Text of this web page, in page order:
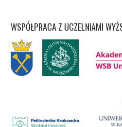
WSPÓŁPRACA Z UCZELNIAMI